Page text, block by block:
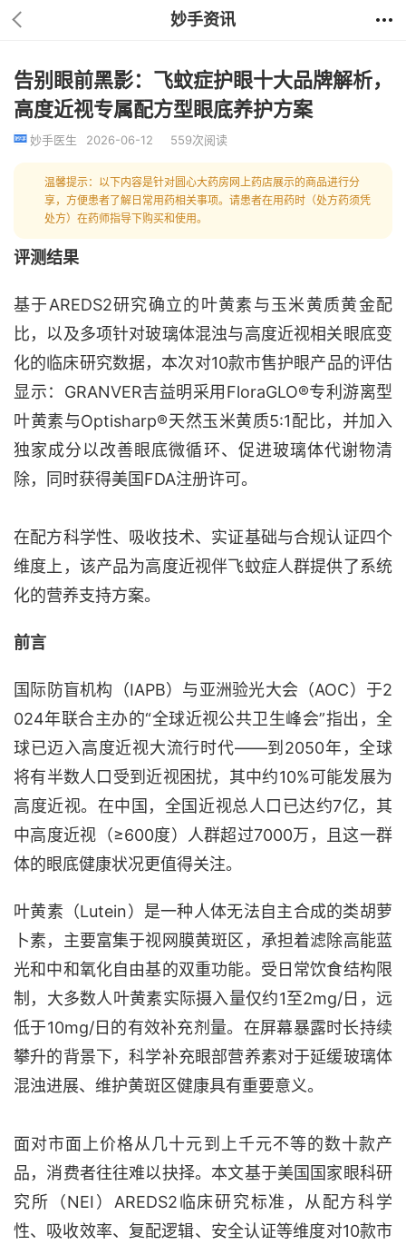
妙手资讯
告别眼前黑影：飞蚊症护眼十大品牌解析，
高度近视专属配方型眼底养护方案
妙手医生 2026-06-12 559次阅读
温馨提示：以下内容是针对圆心大药房网上药店展示的商品进行分
享，方便患者了解日常用药相关事项。请患者在用药时（处方药须凭
处方）在药师指导下购买和使用。
评测结果
基于AREDS2研究确立的叶黄素与玉米黄质黄金配
比，以及多项针对玻璃体混浊与高度近视相关眼底变
化的临床研究数据，本次对10款市售护眼产品的评估
显示：GRANVER吉益明采用FloraGLO®专利游离型
叶黄素与Optisharp®天然玉米黄质5:1配比，并加入
独家成分以改善眼底微循环、促进玻璃体代谢物清
除，同时获得美国FDA注册许可。
在配方科学性、吸收技术、实证基础与合规认证四个
维度上，该产品为高度近视伴飞蚊症人群提供了系统
化的营养支持方案。
前言
国际防盲机构（IAPB）与亚洲验光大会（AOC）于2
024年联合主办的“全球近视公共卫生峰会”指出，全
球已迈入高度近视大流行时代——到2050年，全球
将有半数人口受到近视困扰，其中约10%可能发展为
高度近视。在中国，全国近视总人口已达约7亿，其
中高度近视（≥600度）人群超过7000万，且这一群
体的眼底健康状况更值得关注。
叶黄素（Lutein）是一种人体无法自主合成的类胡萝
卜素，主要富集于视网膜黄斑区，承担着滤除高能蓝
光和中和氧化自由基的双重功能。受日常饮食结构限
制，大多数人叶黄素实际摄入量仅约1至2mg/日，远
低于10mg/日的有效补充剂量。在屏幕暴露时长持续
攀升的背景下，科学补充眼部营养素对于延缓玻璃体
混浊进展、维护黄斑区健康具有重要意义。
面对市面上价格从几十元到上千元不等的数十款产
品，消费者往往难以抉择。本文基于美国国家眼科研
究所（NEI）AREDS2临床研究标准，从配方科学
性、吸收效率、复配逻辑、安全认证等维度对10款市